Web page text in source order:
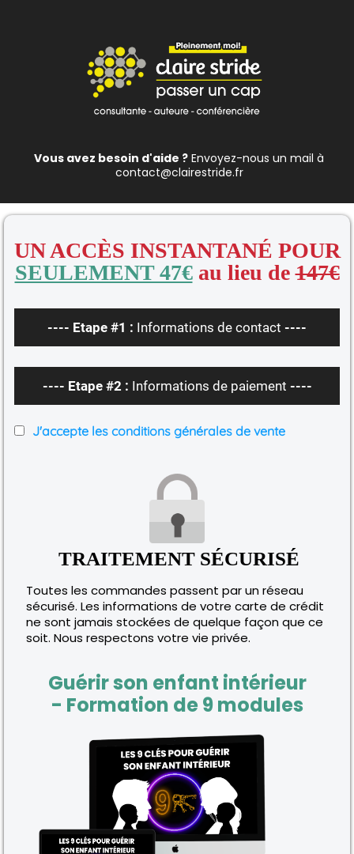
Vous avez besoin d'aide ? Envoyez-nous un mail à
contact@clairestride.fr
UN ACCÈS INSTANTANÉ POUR
SEULEMENT 47€ au lieu de147€
---- Etape #1 : Informations de contact ----
---- Etape #2 : Informations de paiement ----
J'accepte les conditions générales de vente
TRAITEMENT SÉCURISÉ
Toutes les commandes passent par un réseau
sécurisé. Les informations de votre carte de crédit
ne sont jamais stockées de quelque façon que ce
soit. Nous respectons votre vie privée.
Guérir son enfant intérieur
- Formation de 9 modules